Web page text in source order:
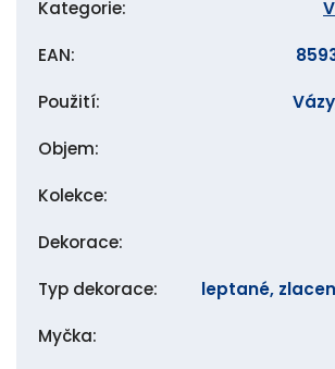
Kategorie:
EAN:
Použití:
Objem:
Kolekce:
Dekorace:
Typ dekorace: leptané,
Myčka: